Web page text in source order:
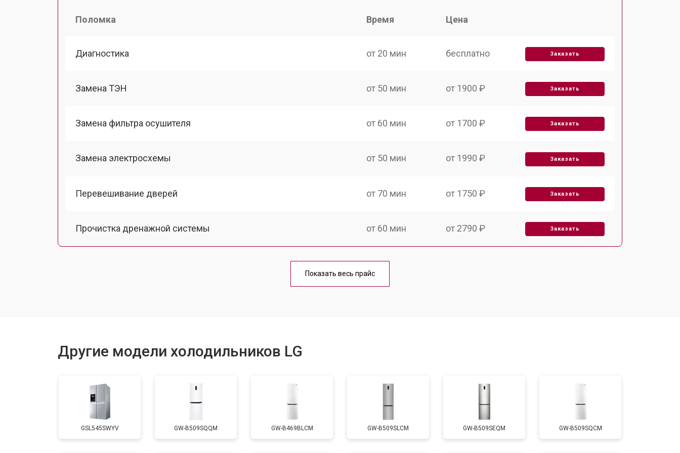
Поломка Время Цена
Диагностика от 20 мин бесплатно Заказать
Замена ТЭН от 50 мин от 1900 ₽ Заказать
Замена фильтра осушителя от 60 мин от 1700 ₽ Заказать
Замена электросхемы от 50 мин от 1990 ₽ Заказать
Перевешивание дверей от 70 мин от 1750 ₽ Заказать
Прочистка дренажной системы от 60 мин от 2790 ₽ Заказать
от 60 мин
Замена таймера от 70 мин от 1810 ₽ Заказать
Замена платы управления (мат.платы, мейн платы) от 50 мин от 1700 ₽ Заказать
Показать весь прайс
Другие модели холодильников LG
GSL545SWYV GW-B509SQQM GW-B469BLCM GW-B509SLCM GW-B509SEQM GW-B509SQCM